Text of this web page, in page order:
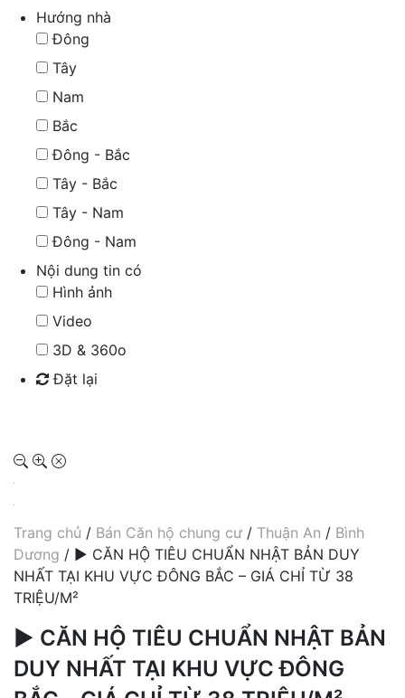
Hướng nhà
Đông
Tây
Nam
Bắc
Đông - Bắc
Tây - Bắc
Tây - Nam
Đông - Nam
Nội dung tin có
Hình ảnh
Video
3D & 360o
Đặt lại
Trang chủ / Bán Căn hộ chung cư / Thuận An / Bình
Dương / ► CĂN HỘ TIÊU CHUẨN NHẬT BẢN DUY
NHẤT TẠI KHU VỰC ĐÔNG BẮC – GIÁ CHỈ TỪ 38
TRIỆU/M²
► CĂN HỘ TIÊU CHUẨN NHẬT BẢN
DUY NHẤT TẠI KHU VỰC ĐÔNG